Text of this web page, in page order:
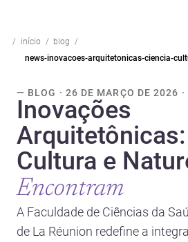
início
blog
news-inovacoes-arquitetonicas-ciencia-
— BLOG · 26 DE MARÇO DE 2026
Inovações
Cultura e
Encontram
A Faculdade de Ciências da
de La Réunion redefine a